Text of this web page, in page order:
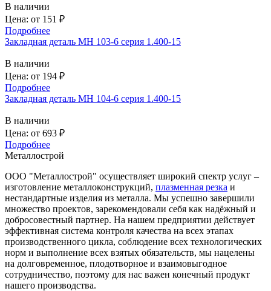
В наличии
Цена: от 151 ₽
Подробнее
Закладная деталь МН 103-6 серия 1.400-15
В наличии
Цена: от 194 ₽
Подробнее
Закладная деталь МН 104-6 серия 1.400-15
В наличии
Цена: от 693 ₽
Подробнее
Металлострой
ООО "Металлострой" осуществляет широкий спектр услуг –
изготовление металлоконструкций, плазменная резка и
нестандартные изделия из металла. Мы успешно завершили
множество проектов, зарекомендовали себя как надёжный и
добросовестный партнер. На нашем предприятии действует
эффективная система контроля качества на всех этапах
производственного цикла, соблюдение всех технологических
норм и выполнение всех взятых обязательств, мы нацелены
на долговременное, плодотворное и взаимовыгодное
сотрудничество, поэтому для нас важен конечный продукт
нашего производства.